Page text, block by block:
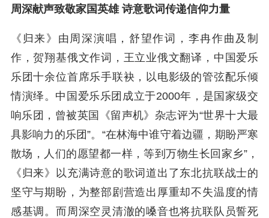
周深献声致敬家国英雄 诗意歌词传递信仰力量
《归来》由周深演唱，舒望作词，李冉作曲及制
作，贺翔基俄文作词，王立业俄文翻译，中国爱乐
乐团十余位首席乐手联袂，以电影级的管弦配乐倾
情演绎。中国爱乐乐团成立于2000年，是国家级交
响乐团，曾被英国《留声机》杂志评为“世界十大最
具影响力的乐团”。“在林海中谁守着边疆，期盼严寒
散场，人们的愿望都一样，等到万物生长回家乡”，
《归来》以充满诗意的歌词道出了东北抗联战士的
坚守与期盼，为整部剧营造出厚重却不失温度的情
感基调。而周深空灵清澈的嗓音也将抗联队员誓死